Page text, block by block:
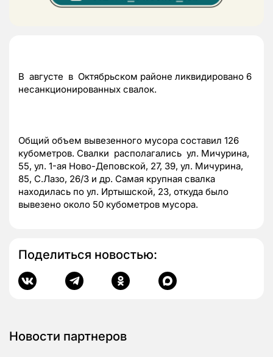
В августе в Октябрьском районе ликвидировано 6
несанкционированных свалок.
Общий объем вывезенного мусора составил 126
кубометров. Свалки располагались ул. Мичурина,
55, ул. 1-ая Ново-Деповской, 27, 39, ул. Мичурина,
85, С.Лазо, 26/3 и др. Самая крупная свалка
находилась по ул. Иртышской, 23, откуда было
вывезено около 50 кубометров мусора.
Поделиться новостью:
Новости партнеров